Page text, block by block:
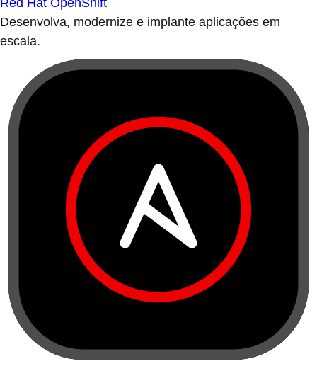
Red Hat OpenShift
Desenvolva, modernize e implante aplicações em
escala.